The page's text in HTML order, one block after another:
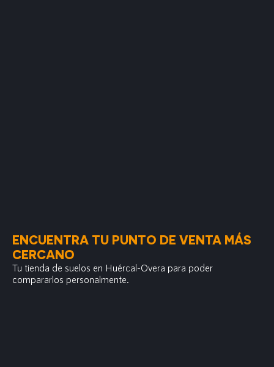
ENCUENTRA TU PUNTO DE VENTA MÁS
CERCANO
Tu tienda de suelos en Huércal-Overa para poder
compararlos personalmente.